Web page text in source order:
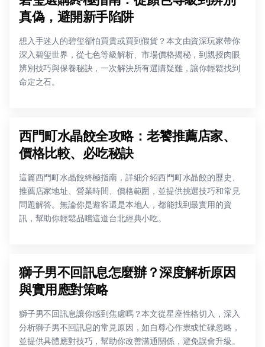
真偽，避開新手陷阱
想入手迷人的碧玺卻怕買貴或買到假貨？本文由資深玩家帶你
深入碧玺世界，從七色等級解析、市場價格揭秘，到親授肉眼
辨別技巧與保養秘訣，一次解決所有選購疑難，讓你輕鬆找到
命定之石。
西門町水晶餃全攻略：老饕推薦店家、
價格比較、必吃秘訣
這篇西門町水晶餃終極指南，詳細介紹西門町水晶餃的歷史、
推薦店家地址、營業時間、價格範圍，並提供挑選技巧和常見
問題解答。無論你是遊客還是本地人，都能找到最實用的資
訊，幫助你輕鬆品嚐這道台北經典小吃。
獅子男不回訊息怎麼辦？深度解析原因
與實用應對策略
獅子男不回訊息讓你感到焦慮嗎？本文從星座性格切入，深入
分析獅子男不回訊息的常見原因，如自尊心作祟或忙碌忽略，
並提供具體應對技巧，幫助你改善溝通關係，避免誤會升級。